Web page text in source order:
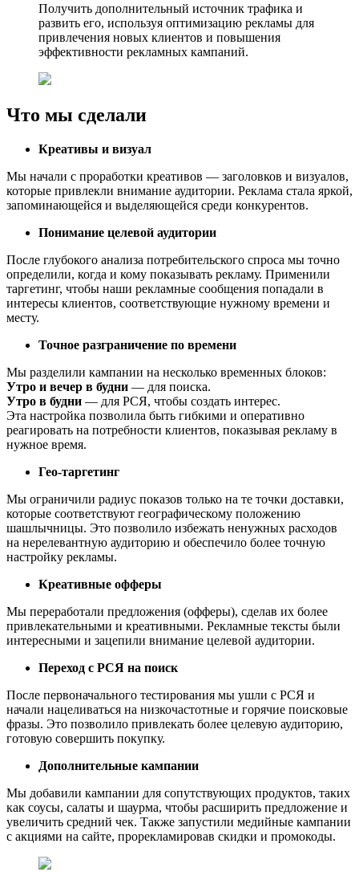
Получить дополнительный источник трафика и
развить его, используя оптимизацию рекламы для
привлечения новых клиентов и повышения
эффективности рекламных кампаний.
Что мы сделали
Креативы и визуал
Мы начали с проработки креативов — заголовков и визуалов,
которые привлекли внимание аудитории. Реклама стала яркой,
запоминающейся и выделяющейся среди конкурентов.
Понимание целевой аудитории
После глубокого анализа потребительского спроса мы точно
определили, когда и кому показывать рекламу. Применили
таргетинг, чтобы наши рекламные сообщения попадали в
интересы клиентов, соответствующие нужному времени и
месту.
Точное разграничение по времени
Мы разделили кампании на несколько временных блоков:
Утро и вечер в будни — для поиска.
Утро в будни — для РСЯ, чтобы создать интерес.
Эта настройка позволила быть гибкими и оперативно
реагировать на потребности клиентов, показывая рекламу в
нужное время.
Гео-таргетинг
Мы ограничили радиус показов только на те точки доставки,
которые соответствуют географическому положению
шашлычницы. Это позволило избежать ненужных расходов
на нерелевантную аудиторию и обеспечило более точную
настройку рекламы.
Креативные офферы
Мы переработали предложения (офферы), сделав их более
привлекательными и креативными. Рекламные тексты были
интересными и зацепили внимание целевой аудитории.
Переход с РСЯ на поиск
После первоначального тестирования мы ушли с РСЯ и
начали нацеливаться на низкочастотные и горячие поисковые
фразы. Это позволило привлекать более целевую аудиторию,
готовую совершить покупку.
Дополнительные кампании
Мы добавили кампании для сопутствующих продуктов, таких
как соусы, салаты и шаурма, чтобы расширить предложение и
увеличить средний чек. Также запустили медийные кампании
с акциями на сайте, прорекламировав скидки и промокоды.